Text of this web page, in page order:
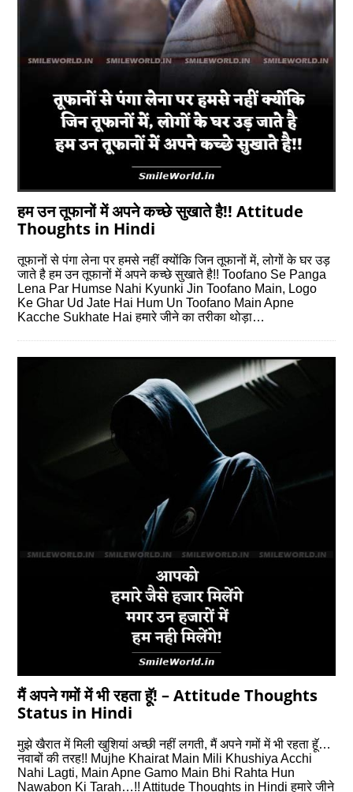
हम उन तूफानों में अपने कच्छे सुखाते है!! Attitude
Thoughts in Hindi
तूफानों से पंगा लेना पर हमसे नहीं क्योंकि जिन तूफानों में, लोगों के घर उड़
जाते है हम उन तूफानों में अपने कच्छे सुखाते है!! Toofano Se Panga
Lena Par Humse Nahi Kyunki Jin Toofano Main, Logo
Ke Ghar Ud Jate Hai Hum Un Toofano Main Apne
Kacche Sukhate Hai हमारे जीने का तरीका थोड़ा…
मैं अपने गमों में भी रहता हॅू! – Attitude Thoughts
Status in Hindi
मुझे खैरात में मिली खुशियां अच्छी नहीं लगती, मैं अपने गमों में भी रहता हॅू…
नवाबों की तरह!! Mujhe Khairat Main Mili Khushiya Acchi
Nahi Lagti, Main Apne Gamo Main Bhi Rahta Hun
Nawabon Ki Tarah…!! Attitude Thoughts in Hindi हमारे जीने